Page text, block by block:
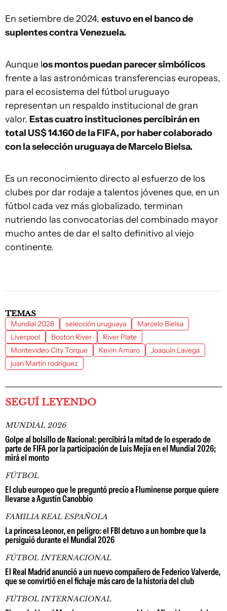
En setiembre de 2024, estuvo en el banco de
suplentes contra Venezuela.
Aunque los montos puedan parecer simbólicos
frente a las astronómicas transferencias europeas,
para el ecosistema del fútbol uruguayo
representan un respaldo institucional de gran
valor. Estas cuatro instituciones percibirán en
total US$ 14.160 de la FIFA, por haber colaborado
con la selección uruguaya de Marcelo Bielsa.
Es un reconocimiento directo al esfuerzo de los
clubes por dar rodaje a talentos jóvenes que, en un
fútbol cada vez más globalizado, terminan
nutriendo las convocatorias del combinado mayor
mucho antes de dar el salto definitivo al viejo
continente.
TEMAS
Mundial 2026 selección uruguaya
Marcelo Bielsa
Liverpool
Boston River
River Plate
Montevideo City Torque
Kevin Amaro
Joaquín Lavega
juan Martín rodríguez
SEGUÍ LEYENDO
MUNDIAL 2026
Golpe al bolsillo de Nacional: percibirá la mitad de lo esperado de
parte de FIFA por la participación de Luis Mejía en el Mundial 2026;
mirá el monto
FÚTBOL
El club europeo que le preguntó precio a Fluminense porque quiere
llevarse a Agustín Canobbio
FAMILIA REAL ESPAÑOLA
La princesa Leonor, en peligro: el FBI detuvo a un hombre que la
persiguió durante el Mundial 2026
FÚTBOL INTERNACIONAL
El Real Madrid anunció a un nuevo compañero de Federico Valverde,
que se convirtió en el fichaje más caro de la historia del club
FÚTBOL INTERNACIONAL